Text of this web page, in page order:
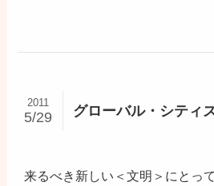
グローバル・シティ
2011
5/29
来るべき新しい＜文明＞にとっ